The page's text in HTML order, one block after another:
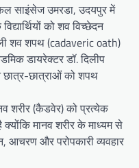
साइंसेज उमरडा, उदयपुर में
को शव विच्छेदन
शव शपथ (cadaveric oath)
डायरेक्टर डॉ. दिलीप
छात्र-छात्राओं को शपथ
शरीर (कैडवेर) को प्रत्येक
मानव शरीर के माध्यम से
आचरण और परोपकारी व्यवहार